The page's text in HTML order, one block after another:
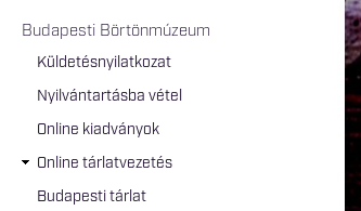
Budapesti Börtönmúzeum
Küldetésnyilatkozat
Nyilvántartásba vétel
Online kiadványok
Online tárlatvezetés
Budapesti tárlat